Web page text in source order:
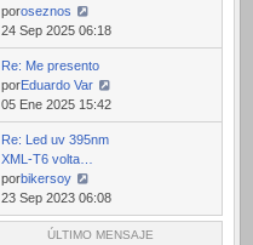
poroseznos
Ver
último
mensaje
24 Sep 2025 06:18
Re: Me presento
porEduardo Var
Ver
último
mensaje
05 Ene 2025 15:42
Re: Led uv 395nm
XML-T6 volta…
porbikersoy
Ver
último
mensaje
23 Sep 2023 06:08
ÚLTIMO MENSAJE